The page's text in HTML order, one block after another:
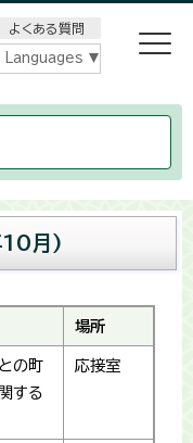
よくある質問
Languages
10月)
場所
の町
する
応接室